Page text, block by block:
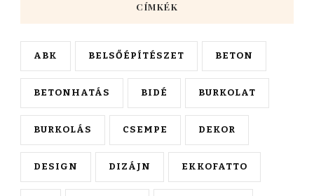
CÍMKÉK
ABK BELSŐÉPÍTÉSZET BETON
BETONHATÁS BIDÉ BURKOLAT
BURKOLÁS CSEMPE DEKOR
DESIGN DIZÁJN EKKOFATTO